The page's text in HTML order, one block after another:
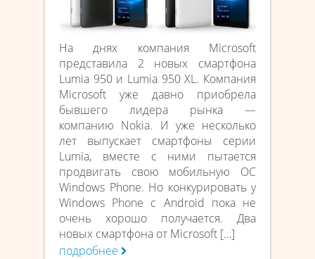
На днях компания Microsoft
представила 2 новых смартфона
Lumia 950 и Lumia 950 XL. Компания
Microsoft уже давно приобрела
бывшего лидера рынка —
компанию Nokia. И уже несколько
лет выпускает смартфоны серии
Lumia, вместе с ними пытается
продвигать свою мобильную ОС
Windows Phone. Но конкурировать у
Windows Phone с Android пока не
очень хорошо получается. Два
новых смартфона от Microsoft […]
подробнее